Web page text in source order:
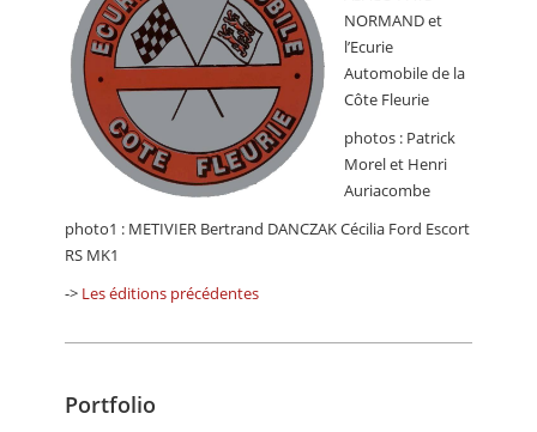
NORMAND et
l’Ecurie
Automobile de la
Côte Fleurie
photos : Patrick
Morel et Henri
Auriacombe
photo1 : METIVIER Bertrand DANCZAK Cécilia Ford Escort
RS MK1
-> Les éditions précédentes
Portfolio